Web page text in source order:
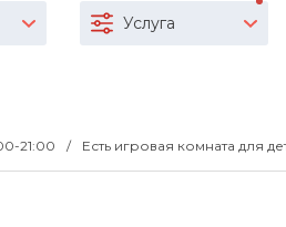
Услуга
21:00 Есть игровая комната для